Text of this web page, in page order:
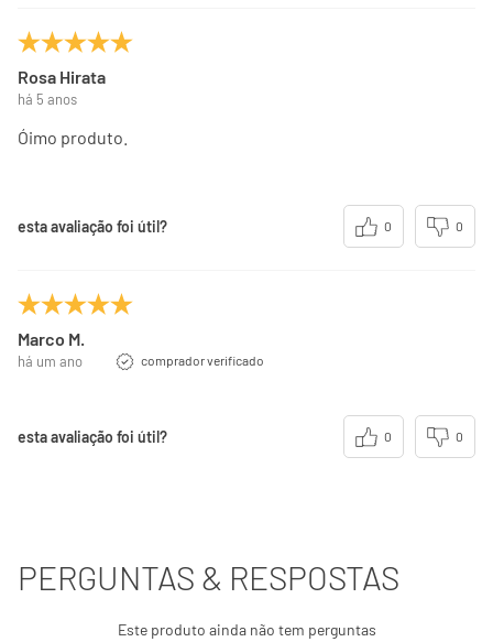
Rosa Hirata
há 5 anos
Óimo produto.
esta avaliação foi útil? 0 0
Marco M.
há um ano comprador verificado
esta avaliação foi útil? 0 0
PERGUNTAS & RESPOSTAS
Este produto ainda não tem perguntas